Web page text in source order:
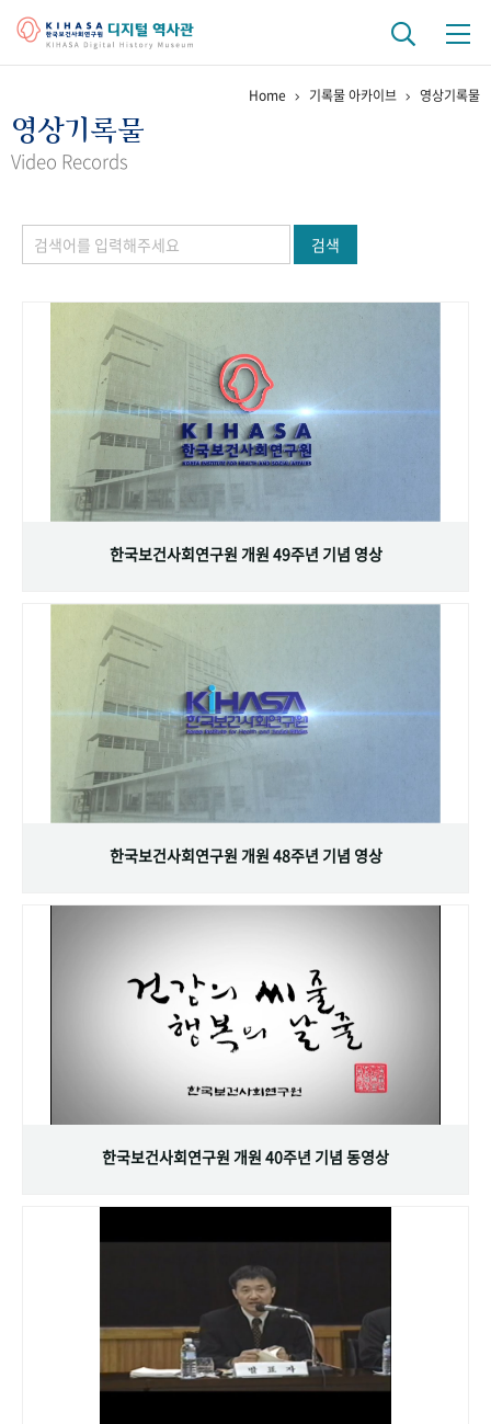
걸어온 길 기관 변천사
정책과 연구 키워드로 보는 연구 역사
연구자들
기록물 아카이브
사진 아카이브 문서 기록물 행정박물 영상 기록물
주년 기념
성과 50선 숫자로 보는 50년
VR 역사관
Home 기록물 아카이브 영상기록물
영상기록물
Video Records
검색
한국보건사회연구원 개원 49주년 기념 영상
한국보건사회연구원 개원 48주년 기념 영상
한국보건사회연구원 개원 40주년 기념 동영상